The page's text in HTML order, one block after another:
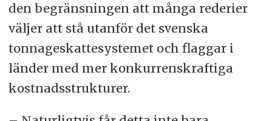
den begränsningen att många rederier
väljer att stå utanför det svenska
tonnageskattesystemet och flaggar i
länder med mer konkurrenskraftiga
kostnadsstrukturer.